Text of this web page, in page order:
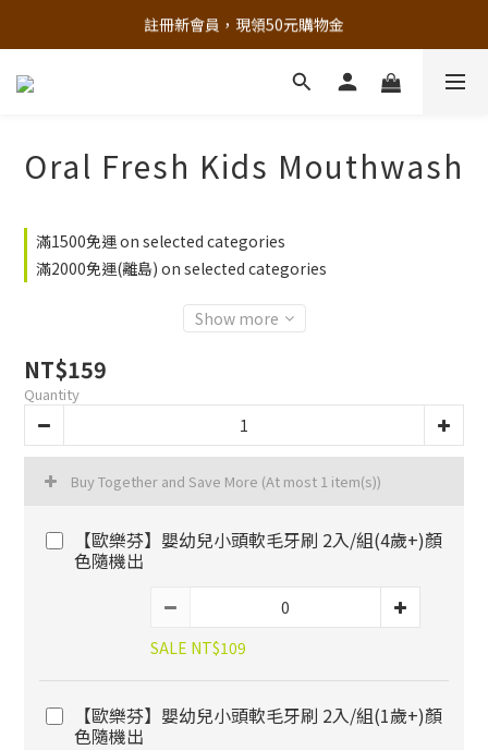
追蹤歐樂芬的Facebook，隨時掌握最新資訊！
註冊新會員，現領50元購物金
立即加入官方 LINE 最新優惠不漏接
Oral Fresh Kids Mouthwash
滿1500免運 on selected categories
滿2000免運(離島) on selected categories
Show more
NT$159
Quantity
Buy Together and Save More (At most 1 item(s))
【歐樂芬】嬰幼兒小頭軟毛牙刷 2入/組(4歲+)顏
色隨機出
SALE NT$109
【歐樂芬】嬰幼兒小頭軟毛牙刷 2入/組(1歲+)顏
色隨機出